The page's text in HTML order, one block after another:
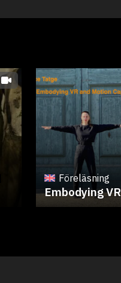
Föreläsning
Embodying